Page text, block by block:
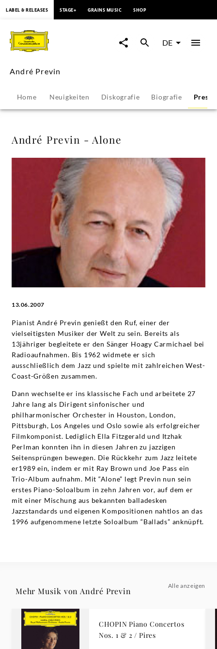
Previn
Alone
-
André
Previn
Deutsche
Grammophon
LABEL & RELEASES STAGE+ GRAINS MUSIC SHOP
DE
André Previn
Home Neuigkeiten Diskografie Biografie
André Previn - Alone
13.06.2007
Pianist André Previn genießt den Ruf, einer der
vielseitigsten Musiker der Welt zu sein. Bereits als
13jähriger begleitete er den Sänger Hoagy Carmichael bei
Radioaufnahmen. Bis 1962 widmete er sich
ausschließlich dem Jazz und spielte mit zahlreichen West-
Coast-Größen zusammen.
Dann wechselte er ins klassische Fach und arbeitete 27
Jahre lang als Dirigent sinfonischer und
philharmonischer Orchester in Houston, London,
Pittsburgh, Los Angeles und Oslo sowie als erfolgreicher
Filmkomponist. Lediglich Ella Fitzgerald und Itzhak
Perlman konnten ihn in diesen Jahren zu jazzigen
Seitensprüngen bewegen. Die Rückkehr zum Jazz leitete
er1989 ein, indem er mit Ray Brown und Joe Pass ein
Trio-Album aufnahm. Mit “Alone” legt Previn nun sein
erstes Piano-Soloalbum in zehn Jahren vor, auf dem er
mit einer Mischung aus bekannten balladesken
Jazzstandards und eigenen Kompositionen nahtlos an das
1996 aufgenommene letzte Soloalbum “Ballads” anknüpft.
Mehr Musik von André Previn
Alle anzeigen
CHOPIN Piano Concertos
Nos. 1 & 2 / Pires